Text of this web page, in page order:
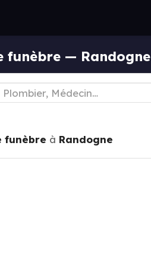
funèbre — Randogne
funèbre à Randogne